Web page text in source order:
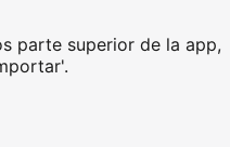
parte superior de la app,